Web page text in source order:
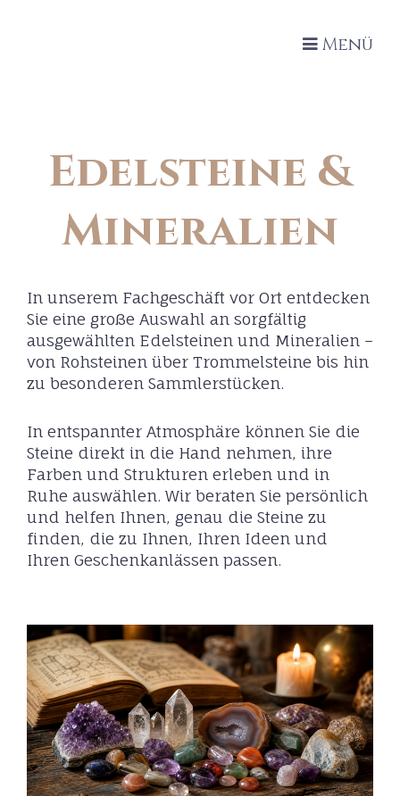
Menü
Edelsteine &
Mineralien
In unserem Fachgeschäft vor Ort entdecken
Sie eine große Auswahl an sorgfältig
ausgewählten Edelsteinen und Mineralien –
von Rohsteinen über Trommelsteine bis hin
zu besonderen Sammlerstücken.
In entspannter Atmosphäre können Sie die
Steine direkt in die Hand nehmen, ihre
Farben und Strukturen erleben und in
Ruhe auswählen. Wir beraten Sie persönlich
und helfen Ihnen, genau die Steine zu
finden, die zu Ihnen, Ihren Ideen und
Ihren Geschenk­anlässen passen.